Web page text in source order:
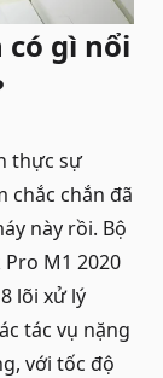
có gì nổi
thực sự
chắc chắn đã
này rồi. Bộ
M1 2020
lõi xử lý
tác vụ nặng
với tốc độ